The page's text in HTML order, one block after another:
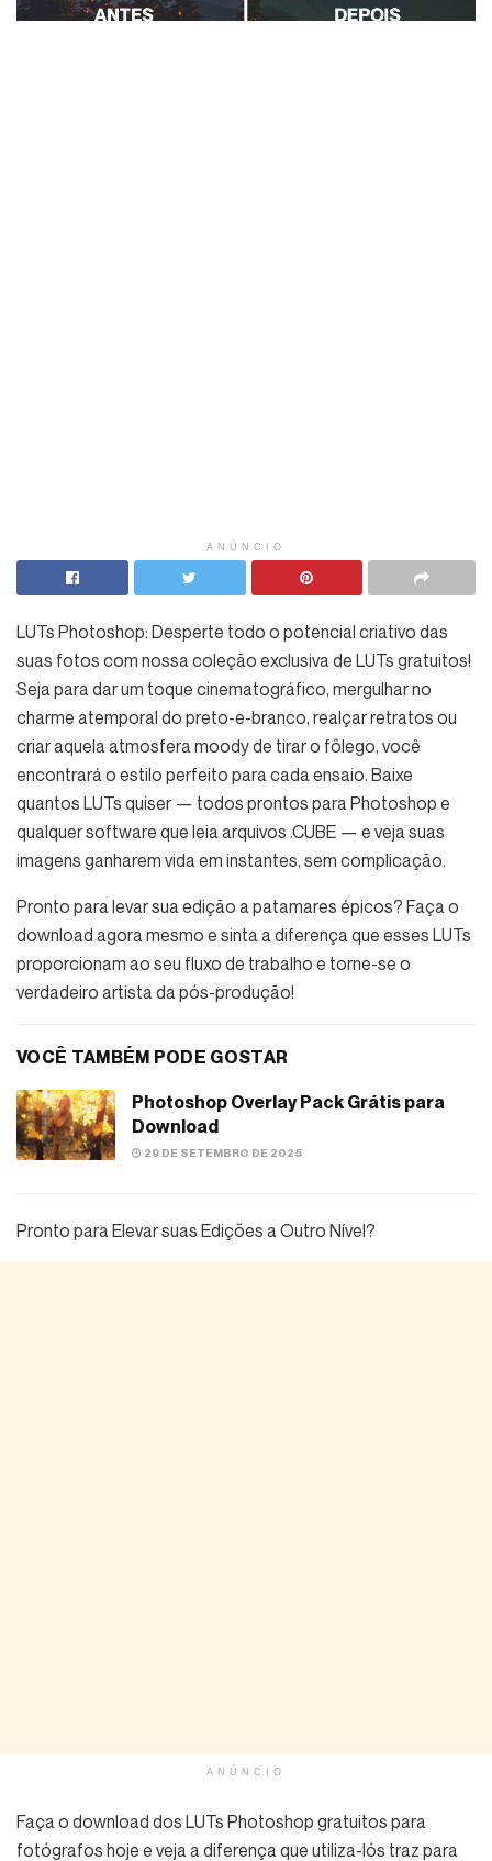
ANÚNCIO
LUTs Photoshop: Desperte todo o potencial criativo das
suas fotos com nossa coleção exclusiva de LUTs gratuitos!
Seja para dar um toque cinematográfico, mergulhar no
charme atemporal do preto-e-branco, realçar retratos ou
criar aquela atmosfera moody de tirar o fôlego, você
encontrará o estilo perfeito para cada ensaio. Baixe
quantos LUTs quiser — todos prontos para Photoshop e
qualquer software que leia arquivos .CUBE — e veja suas
imagens ganharem vida em instantes, sem complicação.
Pronto para levar sua edição a patamares épicos? Faça o
download agora mesmo e sinta a diferença que esses LUTs
proporcionam ao seu fluxo de trabalho e torne-se o
verdadeiro artista da pós-produção!
VOCÊ TAMBÉM PODE GOSTAR
Photoshop Overlay Pack Grátis para
Download
29 DE SETEMBRO DE 2025
Pronto para Elevar suas Edições a Outro Nível?
ANÚNCIO
Faça o download dos LUTs Photoshop gratuitos para
fotógrafos hoje e veja a diferença que utiliza-lós traz para